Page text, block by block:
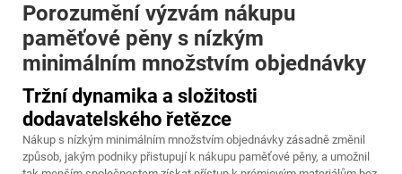
Porozumění výzvám nákupu
paměťové pěny s nízkým
minimálním množstvím objednávky
Tržní dynamika a složitosti
dodavatelského řetězce
Nákup s nízkým minimálním množstvím objednávky zásadně změnil
způsob, jakým podniky přistupují k nákupu paměťové pěny, a umožnil